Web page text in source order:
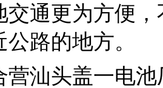
交通更为方便
路的地方。
营汕头盖一电